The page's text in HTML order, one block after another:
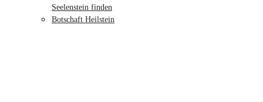
Seelenstein finden
Botschaft Heilstein